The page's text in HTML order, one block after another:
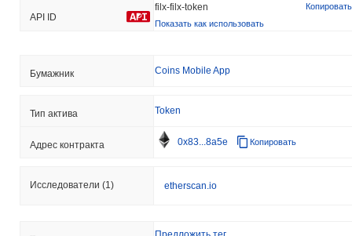
API ID
filx-filx-token
Копировать
Показать как использовать
Бумажник Coins Mobile App
Тип актива Token
Адрес контракта 0x83...8a5e Копировать
Исследователи (1) etherscan.io